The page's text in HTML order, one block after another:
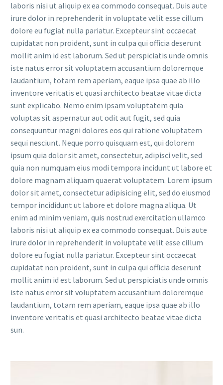
laboris nisi ut aliquip ex ea commodo consequat. Duis aute
irure dolor in reprehenderit in voluptate velit esse cillum
dolore eu fugiat nulla pariatur. Excepteur sint occaecat
cupidatat non proident, sunt in culpa qui officia deserunt
mollit anim id est laborum. Sed ut perspiciatis unde omnis
iste natus error sit voluptatem accusantium doloremque
laudantium, totam rem aperiam, eaque ipsa quae ab illo
inventore veritatis et quasi architecto beatae vitae dicta
sunt explicabo. Nemo enim ipsam voluptatem quia
voluptas sit aspernatur aut odit aut fugit, sed quia
consequuntur magni dolores eos qui ratione voluptatem
sequi nesciunt. Neque porro quisquam est, qui dolorem
ipsum quia dolor sit amet, consectetur, adipisci velit, sed
quia non numquam eius modi tempora incidunt ut labore et
dolore magnam aliquam quaerat voluptatem. Lorem ipsum
dolor sit amet, consectetur adipisicing elit, sed do eiusmod
tempor incididunt ut labore et dolore magna aliqua. Ut
enim ad minim veniam, quis nostrud exercitation ullamco
laboris nisi ut aliquip ex ea commodo consequat. Duis aute
irure dolor in reprehenderit in voluptate velit esse cillum
dolore eu fugiat nulla pariatur. Excepteur sint occaecat
cupidatat non proident, sunt in culpa qui officia deserunt
mollit anim id est laborum. Sed ut perspiciatis unde omnis
iste natus error sit voluptatem accusantium doloremque
laudantium, totam rem aperiam, eaque ipsa quae ab illo
inventore veritatis et quasi architecto beatae vitae dicta
sun.